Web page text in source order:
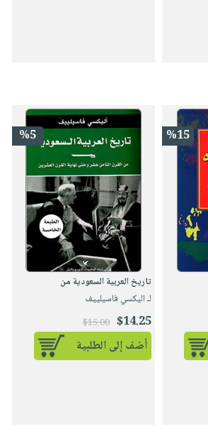
%15
%5
تاريخ العربية السعودية من
لـ اليكسي فاسيلييف
$14.25
$15.00
أضف إلى الطلبية